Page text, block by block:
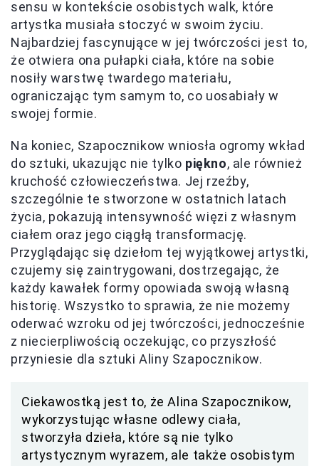
sensu w kontekście osobistych walk, które
artystka musiała stoczyć w swoim życiu.
Najbardziej fascynujące w jej twórczości jest to,
że otwiera ona pułapki ciała, które na sobie
nosiły warstwę twardego materiału,
ograniczając tym samym to, co uosabiały w
swojej formie.
Na koniec, Szapocznikow wniosła ogromy wkład
do sztuki, ukazując nie tylko piękno, ale również
kruchość człowieczeństwa. Jej rzeźby,
szczególnie te stworzone w ostatnich latach
życia, pokazują intensywność więzi z własnym
ciałem oraz jego ciągłą transformację.
Przyglądając się dziełom tej wyjątkowej artystki,
czujemy się zaintrygowani, dostrzegając, że
każdy kawałek formy opowiada swoją własną
historię. Wszystko to sprawia, że nie możemy
oderwać wzroku od jej twórczości, jednocześnie
z niecierpliwością oczekując, co przyszłość
przyniesie dla sztuki Aliny Szapocznikow.
Ciekawostką jest to, że Alina Szapocznikow,
wykorzystując własne odlewy ciała,
stworzyła dzieła, które są nie tylko
artystycznym wyrazem, ale także osobistym